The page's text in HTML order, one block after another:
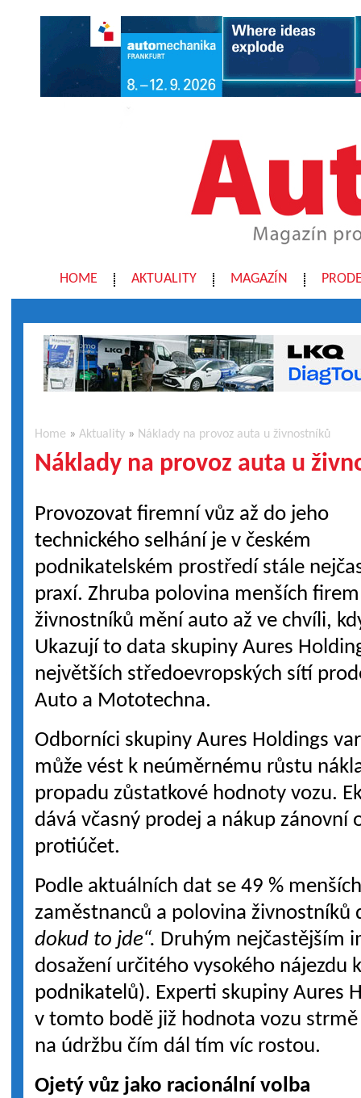
HOME AKTUALITY MAGAZÍN
Home »Aktuality » Náklady na provoz auta u živnostníků
Náklady na provoz auta u
Provozovat firemní vůz až do jeho
technického selhání je v českém
podnikatelském prostředí stále
praxí. Zhruba polovina menších
živnostníků mění auto až ve chvíli,
Ukazují to data skupiny Aures
největších středoevropských sítí
Auto a Mototechna.
Odborníci skupiny Aures Holdings
může vést k neúměrnému růstu
propadu zůstatkové hodnoty vozu.
dává včasný prodej a nákup zánovní
protiúčet.
Podle aktuálních dat se 49 %
zaměstnanců a polovina živnostníků
dokud to jde“. Druhým nejčastějším
dosažení určitého vysokého nájezdu
podnikatelů). Experti skupiny Aures
v tomto bodě již hodnota vozu
na údržbu čím dál tím víc rostou.
Ojetý vůz jako racionální volba